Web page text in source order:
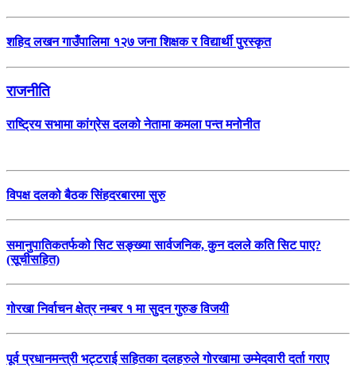
शहिद लखन गाउँपालिमा १२७ जना शिक्षक र विद्यार्थी पुरस्कृत
राजनीति
राष्ट्रिय सभामा कांग्रेस दलको नेतामा कमला पन्त मनोनीत
विपक्ष दलको बैठक सिंहदरबारमा सुरु
समानुपातिकतर्फको सिट सङ्ख्या सार्वजनिक, कुन दलले कति सिट पाए?
(सूचीसहित)
गोरखा निर्वाचन क्षेत्र नम्बर १ मा सुदन गुरुङ विजयी
पूर्व प्रधानमन्त्री भट्टराई सहितका दलहरुले गोरखामा उम्मेदवारी दर्ता गराए